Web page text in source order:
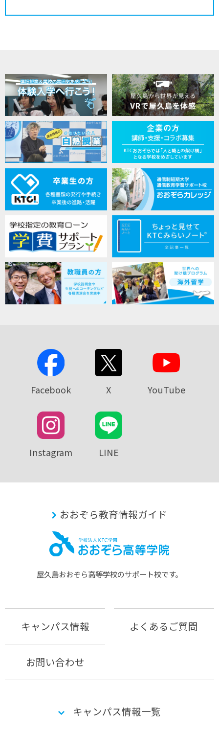
Facebook X YouTube
Instagram LINE
おおぞら教育情報ガイド
屋久島おおぞら⾼等学校のサポート校です。
キャンパス情報 よくあるご質問
お問い合わせ
キャンパス情報一覧